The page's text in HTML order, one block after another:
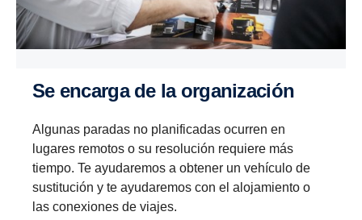
Se encarga de la organi­za­ción
Algunas paradas no planificadas ocurren en
lugares remotos o su resolución requiere más
tiempo. Te ayudaremos a obtener un vehículo de
sustitución y te ayudaremos con el alojamiento o
las conexiones de viajes.